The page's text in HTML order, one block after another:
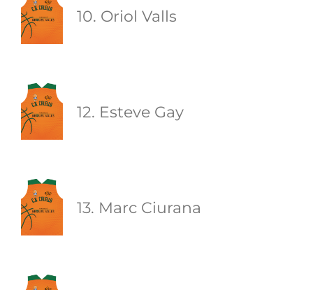
10. Oriol Valls
12. Esteve Gay
13. Marc Ciurana